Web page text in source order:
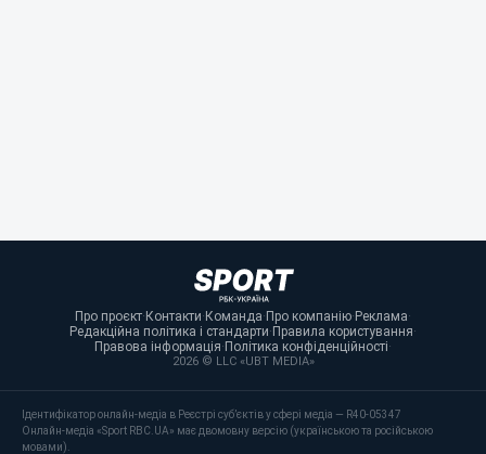
Про проєкт·Контакти·Команда·Про компанію·Реклама·
Редакційна політика і стандарти·Правила користування·
Правова інформація·Політика конфіденційності·
2026 © LLC «UBT MEDIA»
Ідентифікатор онлайн-медіа в Реєстрі суб’єктів у сфері медіа — R40-05347
Онлайн-медіа «Sport RBC.UA» має двомовну версію (українською та російською
мовами).